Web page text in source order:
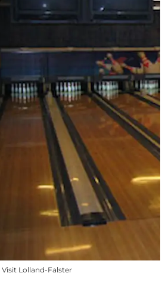
Visit Lolland-Falster